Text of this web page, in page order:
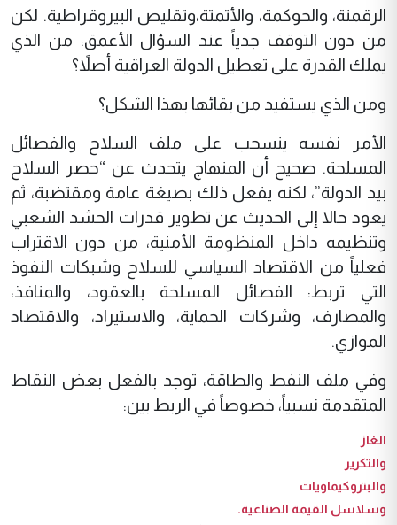
الرقمنة، والحوكمة، والأتمتة،وتقليص البيروقراطية. لكن
من دون التوقف جدياً عند السؤال الأعمق: من الذي
يملك القدرة على تعطيل الدولة العراقية أصلاً؟
ومن الذي يستفيد من بقائها بهذا الشكل؟
الأمر نفسه ينسحب على ملف السلاح والفصائل
المسلحة. صحيح أن المنهاج يتحدث عن “حصر السلاح
بيد الدولة”، لكنه يفعل ذلك بصيغة عامة ومقتضبة، ثم
يعود حالا إلى الحديث عن تطوير قدرات الحشد الشعبي
وتنظيمه داخل المنظومة الأمنية، من دون الاقتراب
فعلياً من الاقتصاد السياسي للسلاح وشبكات النفوذ
التي تربط: الفصائل المسلحة بالعقود، والمنافذ،
والمصارف، وشركات الحماية، والاستيراد، والاقتصاد
الموازي.
وفي ملف النفط والطاقة، توجد بالفعل بعض النقاط
المتقدمة نسبياً، خصوصاً في الربط بين:
الغاز
والتكرير
والبتروكيماويات
وسلاسل القيمة الصناعية.